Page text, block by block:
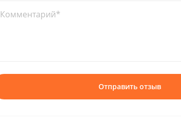
Комментарий*
Отправить отзыв